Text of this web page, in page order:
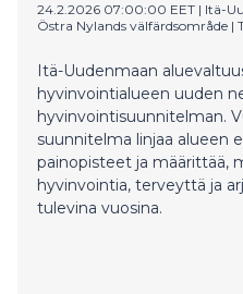
24.2.2026 07:00:00 EET | Itä-
Östra Nylands välfärdsområde |
Itä-Uudenmaan
hyvinvointialueen uuden
hyvinvointisuunnitelman.
suunnitelma linjaa alueen
painopisteet ja määrittää,
hyvinvointia, terveyttä ja
tulevina vuosina.